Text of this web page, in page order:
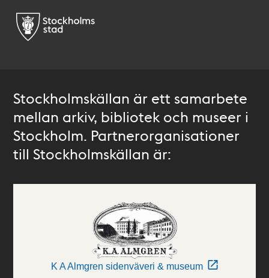
Stockholmskällan är ett samarbete
mellan arkiv, bibliotek och museer i
Stockholm. Partnerorganisationer
till Stockholmskällan är:
K A Almgren sidenväveri & museum